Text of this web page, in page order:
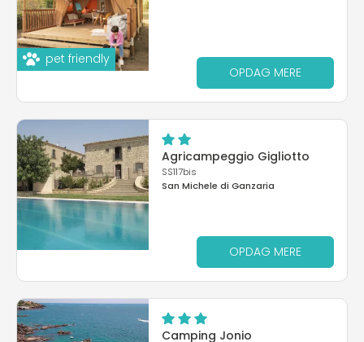
pet friendly
OPDAG MERE
Agricampeggio Gigliotto
SS117bis
San Michele di Ganzaria
OPDAG MERE
Camping Jonio